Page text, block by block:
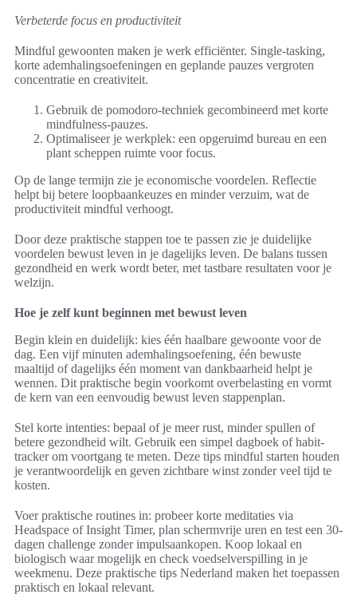
Verbeterde focus en productiviteit
Mindful gewoonten maken je werk efficiënter. Single-tasking,
korte ademhalingsoefeningen en geplande pauzes vergroten
concentratie en creativiteit.
Gebruik de pomodoro-techniek gecombineerd met korte
mindfulness-pauzes.
Optimaliseer je werkplek: een opgeruimd bureau en een
plant scheppen ruimte voor focus.
Op de lange termijn zie je economische voordelen. Reflectie
helpt bij betere loopbaankeuzes en minder verzuim, wat de
productiviteit mindful verhoogt.
Door deze praktische stappen toe te passen zie je duidelijke
voordelen bewust leven in je dagelijks leven. De balans tussen
gezondheid en werk wordt beter, met tastbare resultaten voor je
welzijn.
Hoe je zelf kunt beginnen met bewust leven
Begin klein en duidelijk: kies één haalbare gewoonte voor de
dag. Een vijf minuten ademhalingsoefening, één bewuste
maaltijd of dagelijks één moment van dankbaarheid helpt je
wennen. Dit praktische begin voorkomt overbelasting en vormt
de kern van een eenvoudig bewust leven stappenplan.
Stel korte intenties: bepaal of je meer rust, minder spullen of
betere gezondheid wilt. Gebruik een simpel dagboek of habit-
tracker om voortgang te meten. Deze tips mindful starten houden
je verantwoordelijk en geven zichtbare winst zonder veel tijd te
kosten.
Voer praktische routines in: probeer korte meditaties via
Headspace of Insight Timer, plan schermvrije uren en test een 30-
dagen challenge zonder impulsaankopen. Koop lokaal en
biologisch waar mogelijk en check voedselverspilling in je
weekmenu. Deze praktische tips Nederland maken het toepassen
praktisch en lokaal relevant.